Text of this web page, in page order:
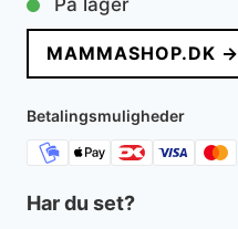
pris
var:
100 kr..
pris
er:
65 kr..
På lager
MAMMASHOP.DK →
Betalingsmuligheder
Har du set?